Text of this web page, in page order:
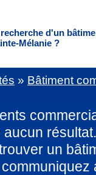
d'un
Mélanie ?
» Bâtiment
un